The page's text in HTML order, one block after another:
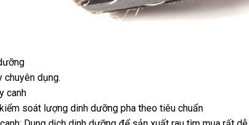
chuyên dụng.
canh
soát lượng dinh dưỡng pha theo tiêu chuẩn